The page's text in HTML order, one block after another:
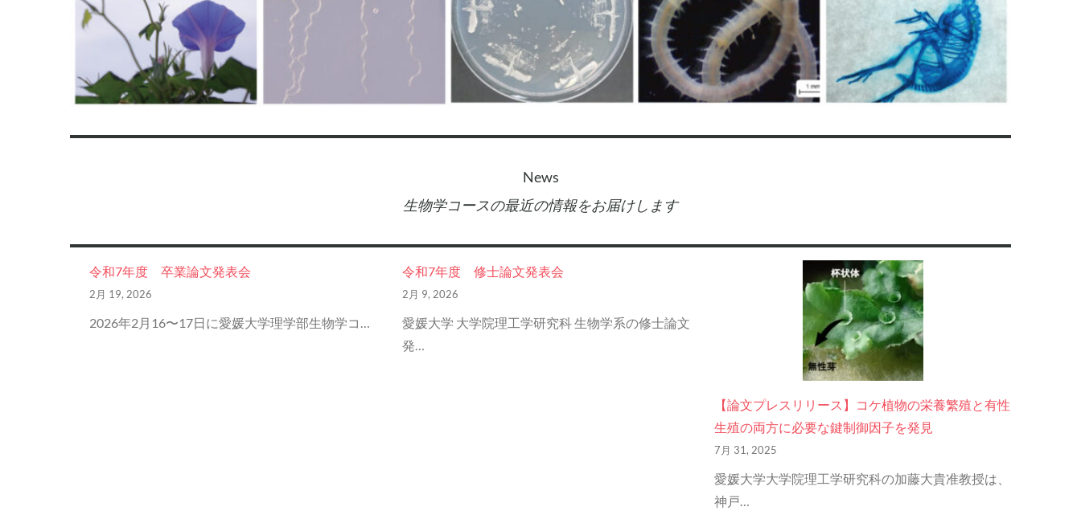
News
生物学コースの最近の情報をお届けします
令和7年度 卒業論文発表会
2月 19, 2026
2026年2月16〜17日に愛媛大学理学部生物学コ…
令和7年度 修士論文発表会
2月 9, 2026
愛媛大学 大学院理工学研究科 生物学系の修士論文
発…
【論文プレスリリース】コケ植物の栄養繁殖と有性
生殖の両方に必要な鍵制御因子を発見
7月 31, 2025
愛媛大学大学院理工学研究科の加藤大貴准教授は、
神戸…